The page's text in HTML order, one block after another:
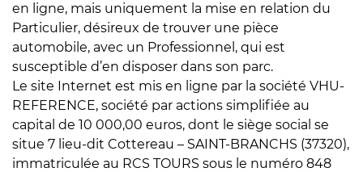
en ligne, mais uniquement la mise en relation du
Particulier, désireux de trouver une pièce
automobile, avec un Professionnel, qui est
susceptible d’en disposer dans son parc.
Le site Internet est mis en ligne par la société VHU-
REFERENCE, société par actions simplifiée au
capital de 10 000,00 euros, dont le siège social se
situe 7 lieu-dit Cottereau – SAINT-BRANCHS (37320),
immatriculée au RCS TOURS sous le numéro 848